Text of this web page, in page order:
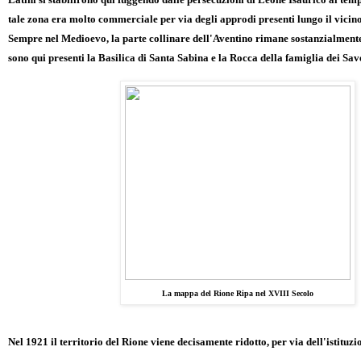
tale zona era molto commerciale per via degli approdi presenti lungo il
Sempre nel Medioevo, la parte collinare dell'Aventino rimane
sono qui presenti la Basilica di Santa Sabina e la Rocca della famiglia dei
La mappa del Rione Ripa nel XVIII Secolo
Nel 1921 il territorio del Rione viene decisamente ridotto, per via